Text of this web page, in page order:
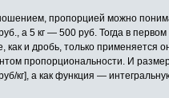
пропорцией можно
а 5 кг — 500 руб. Тогда в
как и дробь, только применяется
пропорциональности. И
кг], а как функция —